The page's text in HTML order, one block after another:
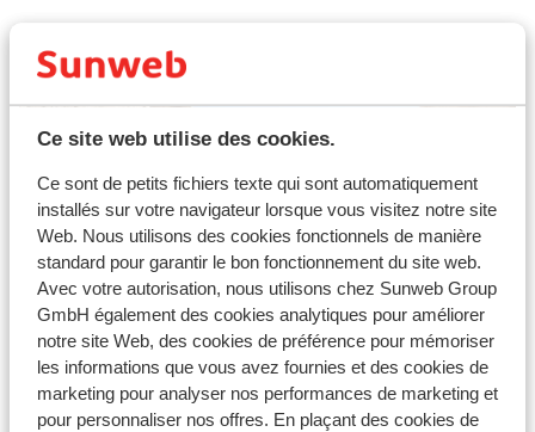
Ce site web utilise des cookies.
Ce sont de petits fichiers texte qui sont automatiquement
installés sur votre navigateur lorsque vous visitez notre site
Web. Nous utilisons des cookies fonctionnels de manière
standard pour garantir le bon fonctionnement du site web.
Avec votre autorisation, nous utilisons chez Sunweb Group
GmbH également des cookies analytiques pour améliorer
notre site Web, des cookies de préférence pour mémoriser
les informations que vous avez fournies et des cookies de
marketing pour analyser nos performances de marketing et
pour personnaliser nos offres. En plaçant des cookies de
Ombrie